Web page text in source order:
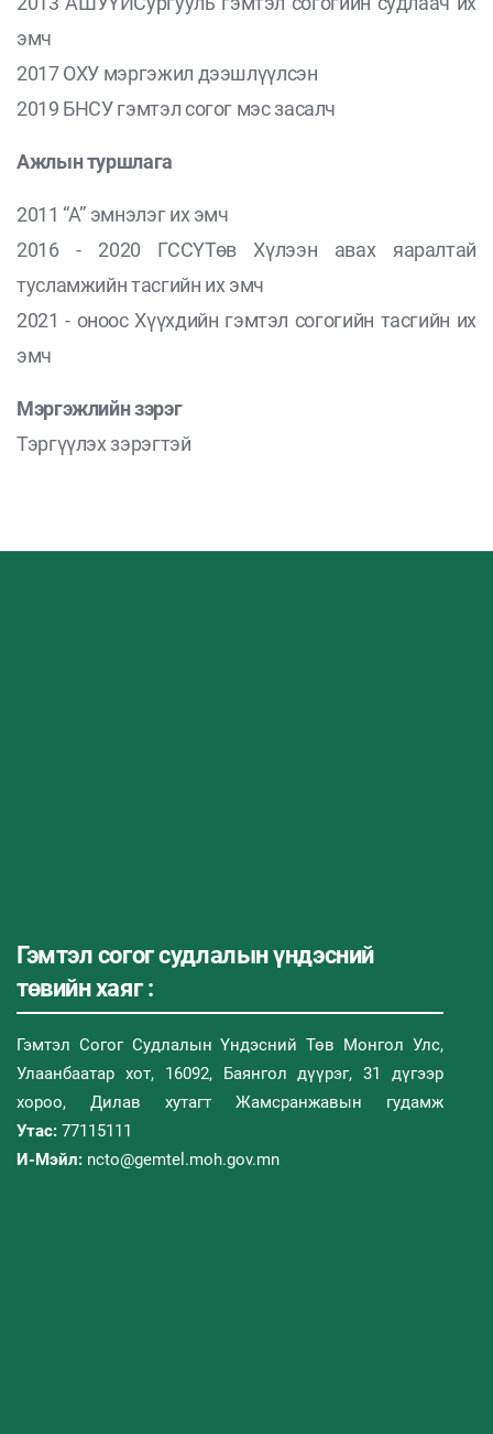
эмч
2017 ОХУ мэргэжил дээшлүүлсэн
2019 БНСУ гэмтэл согог мэс засалч
Ажлын туршлага
2011 “А” эмнэлэг их эмч
2016 - 2020 ГССҮТөв Хүлээн авах яаралтай
тусламжийн тасгийн их эмч
2021 - оноос Хүүхдийн гэмтэл согогийн тасгийн их
эмч
Мэргэжлийн зэрэг
Тэргүүлэх зэрэгтэй
Гэмтэл согог судлалын үндэсний
төвийн хаяг :
Гэмтэл Согог Судлалын Үндэсний Төв Монгол Улс,
Улаанбаатар хот, 16092, Баянгол дүүрэг, 31 дүгээр
хороо, Дилав хутагт Жамсранжавын гудамж
Утас: 77115111
И-Мэйл: ncto@gemtel.moh.gov.mn